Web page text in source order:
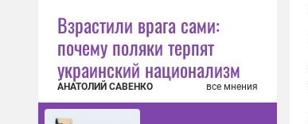
Взрастили врага сами:
почему поляки терпят
украинский национализм
АНАТОЛИЙ САВЕНКО все мнения